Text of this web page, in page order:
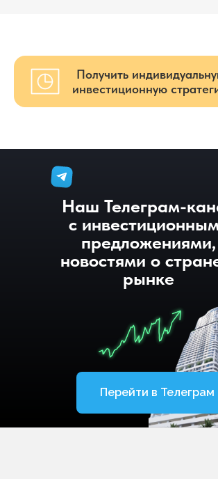
Получить
инвестиционную
Наш Телеграм-
с
предложениями,
новостями о
рынке
Перейти в Телеграм